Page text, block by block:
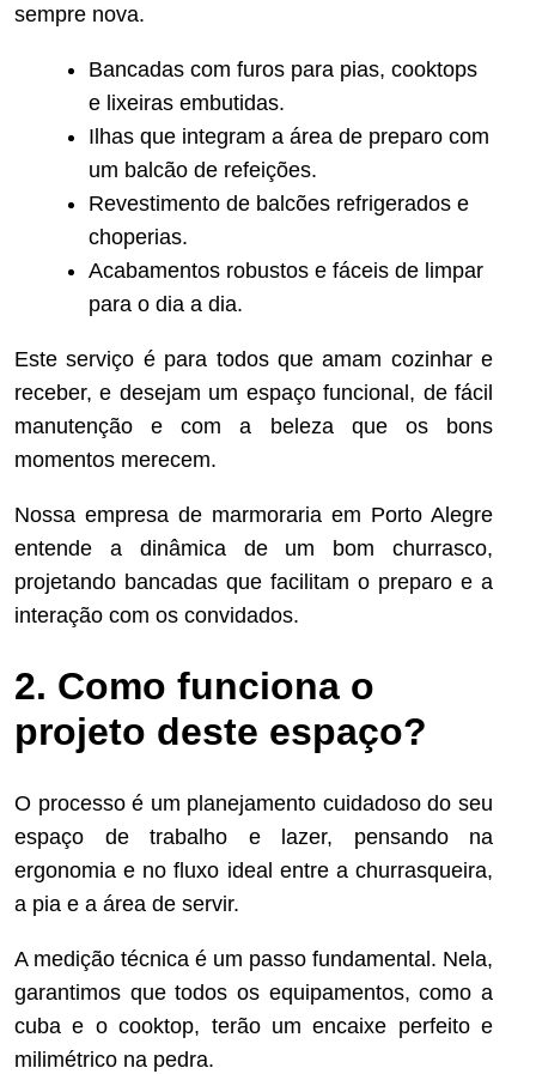
sempre nova.
Bancadas com furos para pias, cooktops
e lixeiras embutidas.
Ilhas que integram a área de preparo com
um balcão de refeições.
Revestimento de balcões refrigerados e
choperias.
Acabamentos robustos e fáceis de limpar
para o dia a dia.
Este serviço é para todos que amam cozinhar e
receber, e desejam um espaço funcional, de fácil
manutenção e com a beleza que os bons
momentos merecem.
Nossa empresa de marmoraria em Porto Alegre
entende a dinâmica de um bom churrasco,
projetando bancadas que facilitam o preparo e a
interação com os convidados.
2. Como funciona o
projeto deste espaço?
O processo é um planejamento cuidadoso do seu
espaço de trabalho e lazer, pensando na
ergonomia e no fluxo ideal entre a churrasqueira,
a pia e a área de servir.
A medição técnica é um passo fundamental. Nela,
garantimos que todos os equipamentos, como a
cuba e o cooktop, terão um encaixe perfeito e
milimétrico na pedra.